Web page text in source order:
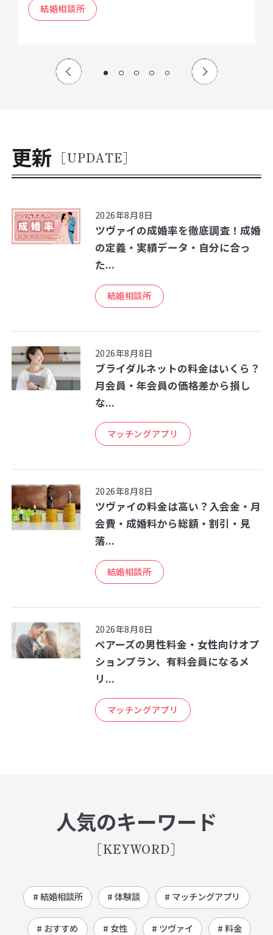
結婚相談所
更新 [UPDATE]
2026年8月8日
ツヴァイの成婚率を徹底調査！成婚
の定義・実績データ・自分に合っ
た...
結婚相談所
2026年8月8日
ブライダルネットの料金はいくら？
月会員・年会員の価格差から損し
な...
マッチングアプリ
2026年8月8日
ツヴァイの料金は高い？入会金・月
会費・成婚料から総額・割引・見
落...
結婚相談所
2026年8月8日
ペアーズの男性料金・女性向けオプ
ションプラン、有料会員になるメ
リ...
マッチングアプリ
人気のキーワード
[KEYWORD]
# 結婚相談所 # 体験談 # マッチングアプリ
# おすすめ # 女性 # ツヴァイ # 料金